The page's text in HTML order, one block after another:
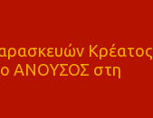
Κρέατος
ΑΝΟΥΣΟΣ στη